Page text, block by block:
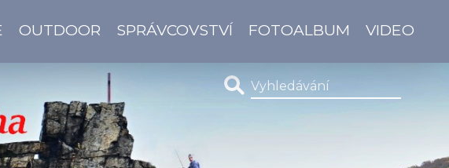
OUTDOOR SPRÁVCOVSTVÍ FOTOALBUM VIDEO